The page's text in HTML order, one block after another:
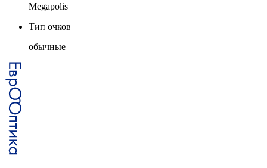
Megapolis
Тип очков
обычные